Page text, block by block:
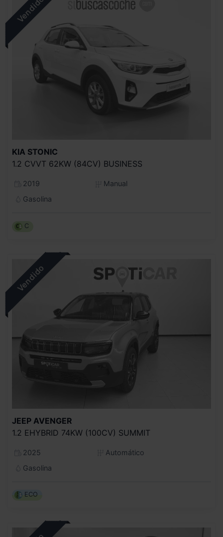
KIA STONIC
1.2 CVVT 62KW (84CV) BUSINESS
2019
Manual
Gasolina
C
JEEP AVENGER
1.2 EHYBRID 74KW (100CV) SUMMIT
2025
Automático
Gasolina
ECO